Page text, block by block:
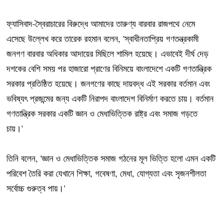
ফ্যাসিবাদ-স্বৈরাচারের বিরুদ্ধে আমাদের তারুণ্য বারবার রাজপথে নেমে
এসেছে উল্লেখ করে তারেক রহমান বলেন, 'স্বাধীনতাপ্রিয় গণতন্ত্রকামী
জনগণ বারবার অধিকার আদায়ের মিছিলে শামিল হয়েছে। এভাবেই দীর্ঘ দেড়
দশকের বেশি সময় পর হাজারো প্রাণের বিনিময়ে বাংলাদেশে একটি গণতান্ত্রিক
সরকার প্রতিষ্ঠিত হয়েছে। জনগণের কাছে দায়বদ্ধ এই সরকার বর্তমান এবং
ভবিষ্যৎ প্রজন্মের জন্য একটি নিরাপদ বাংলাদেশ বিনির্মাণ করতে চায়। বর্তমান
গণতান্ত্রিক সরকার একটি জ্ঞান ও মেধাভিত্তিক রাষ্ট্র এবং সমাজ গড়তে
চায়।'
তিনি বলেন, 'জ্ঞান ও মেধাভিত্তিক সমাজ গঠনের মূল ভিত্তি হলো এমন একটি
পরিবেশ তৈরি করা যেখানে শিক্ষা, গবেষণা, মেধা, যোগ্যতা এবং সৃজনশীলতা
সর্বোচ্চ গুরুত্ব পায়।'